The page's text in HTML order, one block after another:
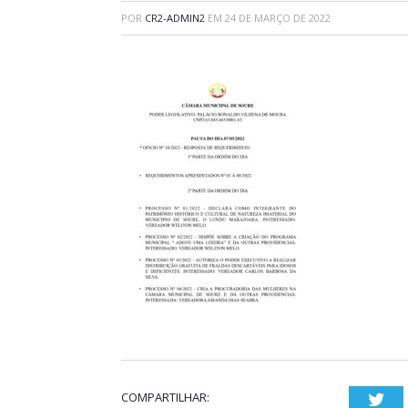
POR CR2-ADMIN2 EM 24 DE MARÇO DE 2022
COMPARTILHAR: